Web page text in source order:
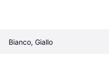
Bianco, Giallo